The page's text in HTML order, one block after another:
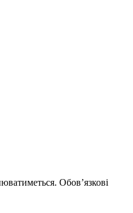
Обов’язкові